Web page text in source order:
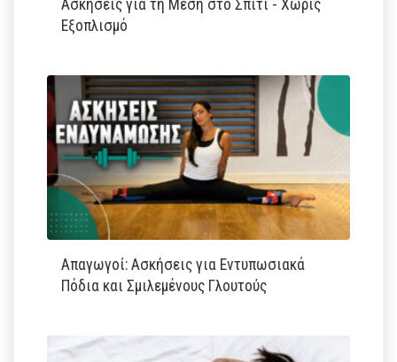
Ασκήσεις για τη Μέση στο Σπίτι - Χωρίς
Εξοπλισμό
Απαγωγοί: Ασκήσεις για Εντυπωσιακά
Πόδια και Σμιλεμένους Γλουτούς